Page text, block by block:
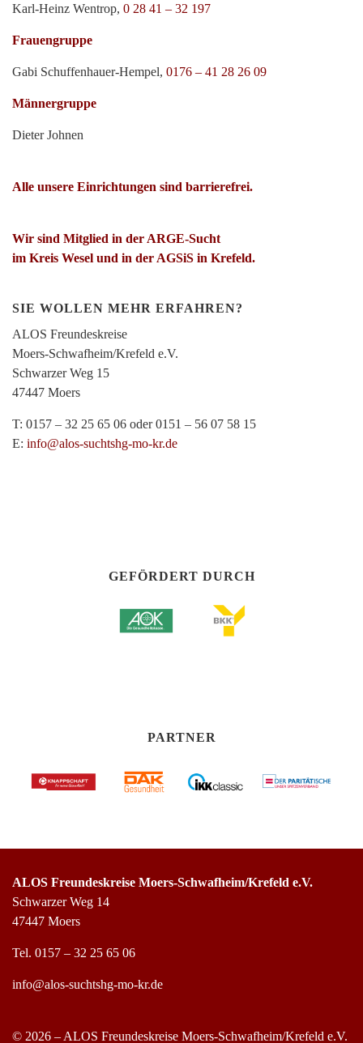
Karl-Heinz Wentrop, 0 28 41 – 32 197
Frauengruppe
Gabi Schuffenhauer-Hempel, 0176 – 41 28 26 09
Männergruppe
Dieter Johnen
Alle unsere Einrichtungen sind barrierefrei.
Wir sind Mitglied in der ARGE-Sucht
im Kreis Wesel und in der AGSiS in Krefeld.
SIE WOLLEN MEHR ERFAHREN?
ALOS Freundeskreise
Moers-Schwafheim/Krefeld e.V.
Schwarzer Weg 15
47447 Moers
T: 0157 – 32 25 65 06 oder 0151 – 56 07 58 15
E: info@alos-suchtshg-mo-kr.de
GEFÖRDERT DURCH
PARTNER
ALOS Freundeskreise Moers-Schwafheim/Krefeld e.V.
Schwarzer Weg 14
47447 Moers
Tel. 0157 – 32 25 65 06
info@alos-suchtshg-mo-kr.de
© 2026 – ALOS Freundeskreise Moers-Schwafheim/Krefeld e.V.